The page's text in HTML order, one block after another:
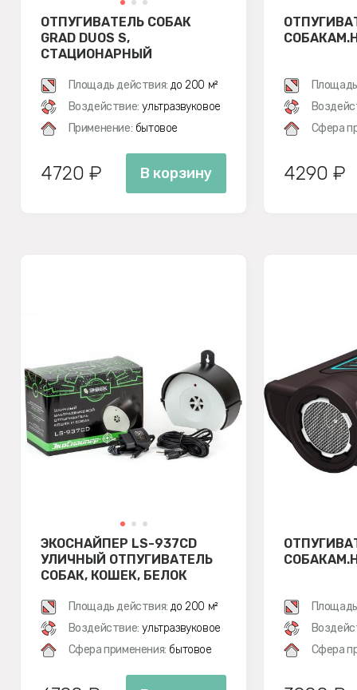
ОТПУГИВАТЕЛЬ СОБАК
GRAD DUOS S,
СТАЦИОНАРНЫЙ
Площадь действия: до 200 м²
Воздействие: ультразвуковое
Применение: бытовое
4720 ₽ В корзину
Сфера
4290 ₽
ЭКОСНАЙПЕР LS-937CD
УЛИЧНЫЙ ОТПУГИВАТЕЛЬ
СОБАК, КОШЕК, БЕЛОК
Площадь действия: до 200 м²
Воздействие: ультразвуковое
Сфера применения: бытовое
Сфера